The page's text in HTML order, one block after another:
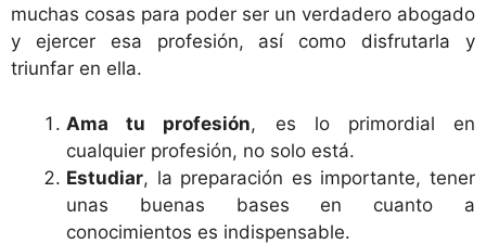
muchas cosas para poder ser un verdadero abogado
y ejercer esa profesión, así como disfrutarla y
triunfar en ella.
Ama tu profesión, es lo primordial en
cualquier profesión, no solo está.
Estudiar, la preparación es importante, tener
unas buenas bases en cuanto a
conocimientos es indispensable.